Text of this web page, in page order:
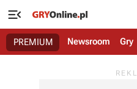

PREMIUM Newsroom Gry